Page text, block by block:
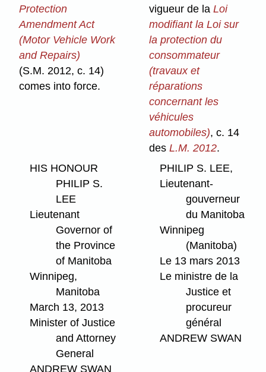
Protection
Amendment Act
(Motor Vehicle Work
and Repairs)
(S.M. 2012, c. 14)
comes into force.
vigueur de laLoi
modifiant la Loi sur
la protection du
consommateur
(travaux et
réparations
concernant les
véhicules
automobiles), c. 14
desL.M. 2012.
HIS HONOUR
PHILIP S.
LEE
Lieutenant
Governor of
the Province
of Manitoba
Winnipeg,
Manitoba
March 13, 2013
Minister of Justice
and Attorney
General
ANDREW SWAN
PHILIP S. LEE,
Lieutenant-
gouverneur
du Manitoba
Winnipeg
(Manitoba)
Le 13 mars 2013
Le ministre de la
Justice et
procureur
général
ANDREW SWAN